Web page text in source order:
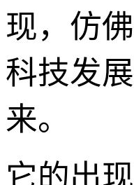
现，仿
科技发
来。
它的出